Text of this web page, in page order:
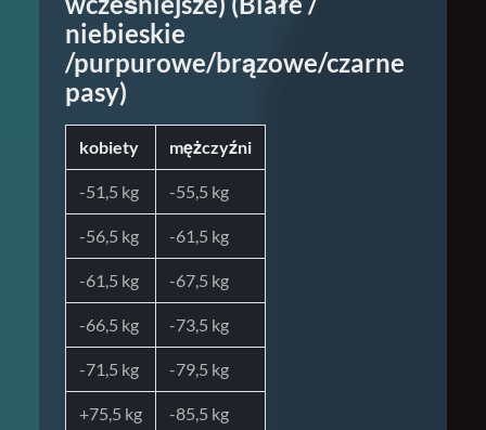
niebieskie
/purpurowe/brązowe/czarne
pasy)
kobiety mężczyźni
-51,5 kg -55,5 kg
-56,5 kg -61,5 kg
-61,5 kg -67,5 kg
-66,5 kg -73,5 kg
-71,5 kg -79,5 kg
+75,5 kg -85,5 kg